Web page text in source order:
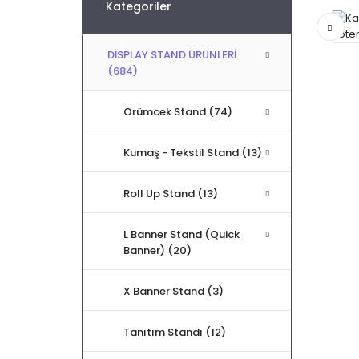
Kategoriler
DİSPLAY STAND ÜRÜNLERİ
(684)
Örümcek Stand (74)
Kumaş - Tekstil Stand (13)
Roll Up Stand (13)
L Banner Stand (Quick
Banner) (20)
X Banner Stand (3)
Tanıtım Standı (12)